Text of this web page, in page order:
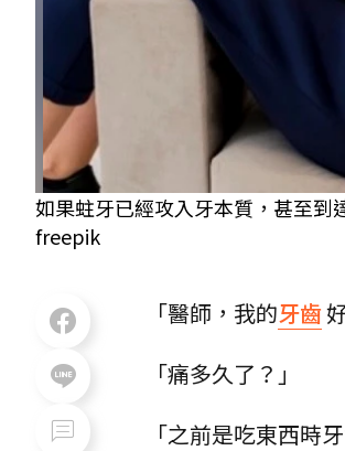
如果蛀牙已經攻入牙本質，甚至到
freepik
「醫師，我的牙齒
「痛多久了？」
「之前是吃東西時